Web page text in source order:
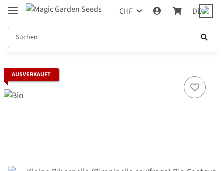
CHF DE
AUSVERKAUFT